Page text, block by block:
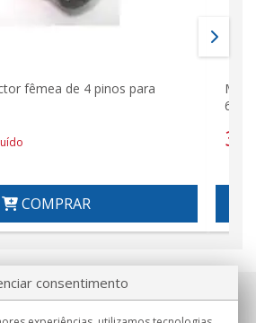
fêmea de 4 pinos para
COMPRAR
6
consentimento